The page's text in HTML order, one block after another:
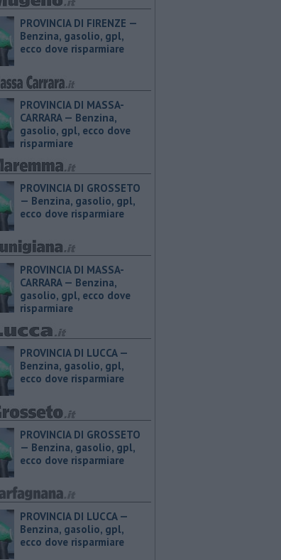
PROVINCIA DI FIRENZE — ​
Benzina, gasolio, gpl,
ecco dove risparmiare
PROVINCIA DI MASSA-
CARRARA — ​Benzina,
gasolio, gpl, ecco dove
risparmiare
PROVINCIA DI GROSSETO
— ​Benzina, gasolio, gpl,
ecco dove risparmiare
PROVINCIA DI MASSA-
CARRARA — ​Benzina,
gasolio, gpl, ecco dove
risparmiare
PROVINCIA DI LUCCA — ​
Benzina, gasolio, gpl,
ecco dove risparmiare
PROVINCIA DI GROSSETO
— ​Benzina, gasolio, gpl,
ecco dove risparmiare
PROVINCIA DI LUCCA — ​
Benzina, gasolio, gpl,
ecco dove risparmiare